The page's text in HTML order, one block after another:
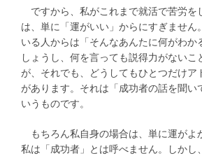
ですから、私がこれまで就活で苦労を
は、単に「運がいい」からにすぎません
いる人からは「そんなあんたに何がわか
しょうし、何を言っても説得力がないこ
が、それでも、どうしてもひとつだけア
があります。それは「成功者の話を聞い
いうものです。
もちろん私自身の場合は、単に運がよ
私は「成功者」とは呼べません。しかし